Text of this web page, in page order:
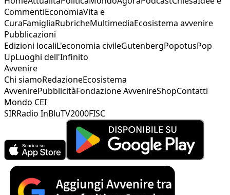
CommentiEconomiaVita e
CuraFamigliaRubricheMultimediaEcosistema avvenire
Pubblicazioni
Edizioni localiL'economia civileGutenbergPopotusPop
UpLuoghi dell'Infinito
Avvenire
Chi siamoRedazioneEcosistema
AvvenirePubblicitàFondazione AvvenireShopContatti
Mondo CEI
SIRRadio InBluTV2000FISC